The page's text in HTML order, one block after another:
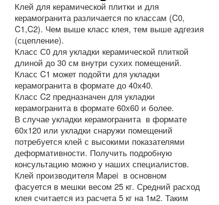
Клей для керамической плитки и для
керамогранита различается по классам (C0,
C1,C2). Чем выше класс клея, тем выше адгезия
(сцепление).
Класс С0 для укладки керамической плиткой
длиной до 30 см внутри сухих помещений.
Класс C1 может подойти для укладки
керамогранита в формате до 40х40.
Класс C2 предназначен для укладки
керамогранита в формате 60х60 и более.
В случае укладки керамогранита в формате
60х120 или укладки снаружи помещений
потребуется клей с высокими показателями
деформативности. Получить подробную
консультацию можно у наших специалистов.
Клей производителя Mapei в основном
фасуется в мешки весом 25 кг. Средний расход
клея считается из расчета 5 кг на 1м2. Таким